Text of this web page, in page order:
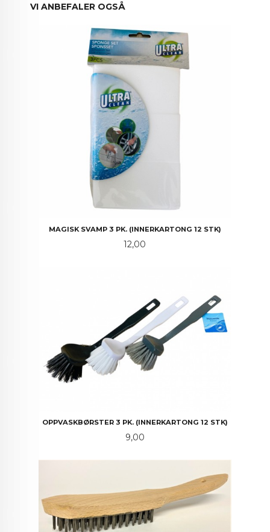
VI ANBEFALER OGSÅ
MAGISK SVAMP 3 PK. (INNERKARTONG 12 STK)
Pris
12,00
OPPVASKBØRSTER 3 PK. (INNERKARTONG 12 STK)
Pris
9,00